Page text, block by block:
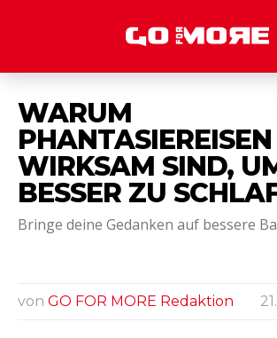
WARUM
PHANTASIEREISEN
WIRKSAM SIND,
BESSER ZU
Bringe deine Gedanken auf bessere
von GO FOR MORE Redaktion